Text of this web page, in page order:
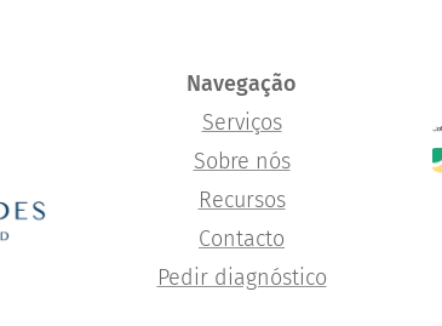
Navegação
Serviços
Sobre nós
Recursos
Contacto
Pedir diagnóstico